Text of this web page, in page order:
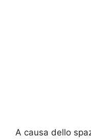
A causa dello